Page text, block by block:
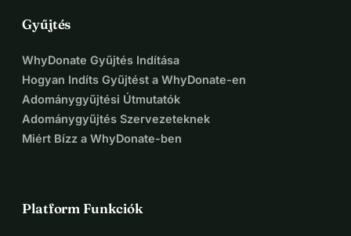
Gyűjtés
WhyDonate Gyűjtés Indítása
Hogyan Indíts Gyűjtést a WhyDonate-en
Adománygyűjtési Útmutatók
Adománygyűjtés Szervezeteknek
Miért Bízz a WhyDonate-ben
Platform Funkciók